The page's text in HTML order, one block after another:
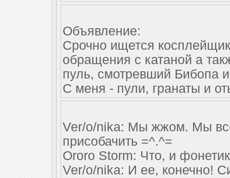
Объявление:
Срочно ищется
обращения с катаной а
пуль, смотревший Бибопа
С меня - пули, гранаты и
Ver/o/nika: Мы жжом. Мы
присобачить =^.^=
Ororo Storm: Что, и
Ver/o/nika: И ее, конечно!